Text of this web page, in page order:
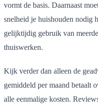
vormt de basis. Daarnaast
snelheid je huishouden nodig
gelijktijdig gebruik van
thuiswerken.
Kijk verder dan alleen de
gemiddeld per maand betaalt
alle eenmalige kosten.